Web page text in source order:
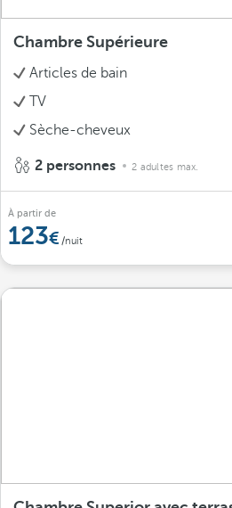
Chambre Supérieure
Articles de bain
TV
Sèche-cheveux
2 personnes 2 adultes max.
À partir de
123 /nuit